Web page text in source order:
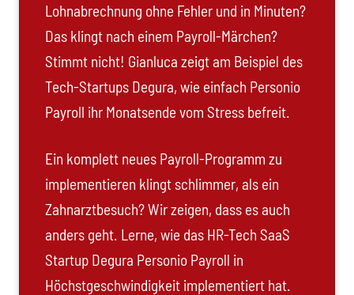
Lohnabrechnung ohne Fehler und in Minuten?
Das klingt nach einem Payroll-Märchen?
Stimmt nicht! Gianluca zeigt am Beispiel des
Tech-Startups Degura, wie einfach Personio
Payroll ihr Monatsende vom Stress befreit.
Ein komplett neues Payroll-Programm zu
implementieren klingt schlimmer, als ein
Zahnarztbesuch? Wir zeigen, dass es auch
anders geht. Lerne, wie das HR-Tech SaaS
Startup Degura Personio Payroll in
Höchstgeschwindigkeit implementiert hat.